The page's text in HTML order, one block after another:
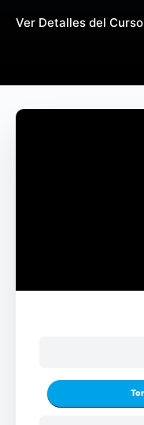
Ver Detalles del Curso